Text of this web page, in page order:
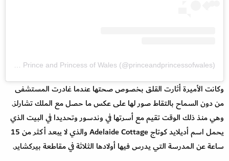
وكانت الأميرة أثارت القلق بخصوص صحتها عندما غادرت المستشفى
من دون السماح بالتقاط صور لها على عكس ما حصل مع الملك تشارلز.
وهي منذ ذلك الوقت تقيم مع أسرتها في وندسور وتحديدا في البيت الذي
يحمل اسم أديلايد كوتاج Adelaide Cottage والذي لا يبعد أكثر من 15
ساعة عن المدرسة التي يدرس فيها أولادها الثلاثة في مقاطعة بيركشاير.